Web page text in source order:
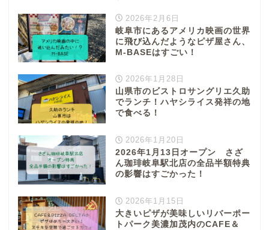
2026年2月6日
岐阜市にあるアメリカ映画の世界
に飛び込んだようなピザ屋さん、
M-BASEはすごい！
2026年1月28日
山県市のビストロサングリエ久助
でランチ！ハヤシライス発祥の地
で食べる！
2026年1月20日
2026年1月13日オープン さざ
ん珈琲岐阜駅北店の全品半額特典
の影響はすごかった！
2026年1月15日
大きいピザが美味しいリバーポー
トパーク美濃加茂内のCAFE＆